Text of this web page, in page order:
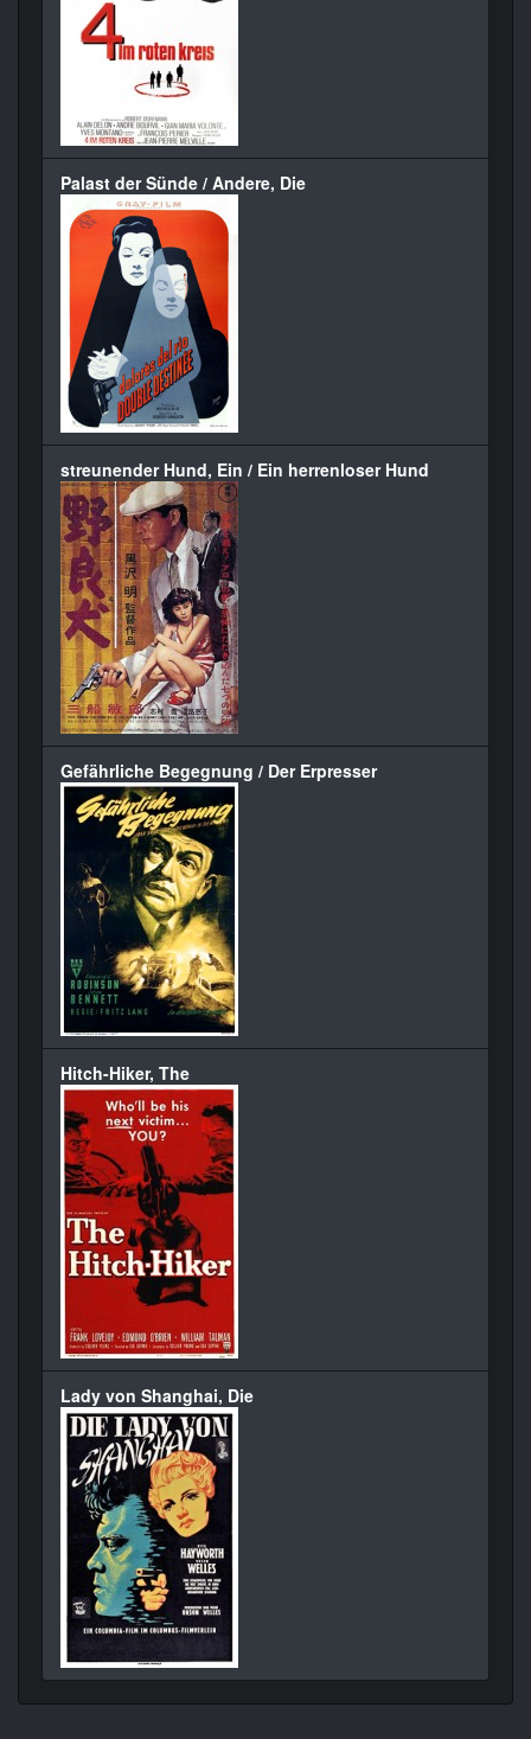
Palast der Sünde / Andere, Die
streunender Hund, Ein / Ein herrenloser Hund
Gefährliche Begegnung / Der Erpresser
Hitch-Hiker, The
Lady von Shanghai, Die